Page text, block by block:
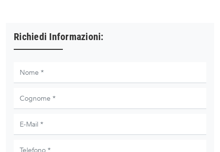
Richiedi Informazioni: